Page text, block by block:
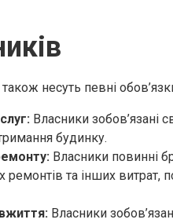
несуть певні
Власники зобов’язані
будинку.
Власники повинні
ремонтів та інших витрат,
Власники